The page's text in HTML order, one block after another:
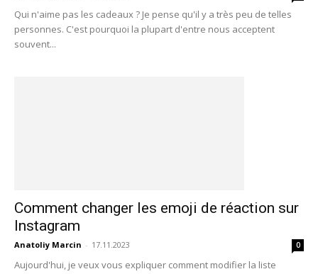
Qui n'aime pas les cadeaux ? Je pense qu'il y a très peu de telles
personnes. C'est pourquoi la plupart d'entre nous acceptent
souvent...
Comment changer les emoji de réaction sur
Instagram
Anatoliy Marcin - 17.11.2023 0
Aujourd'hui, je veux vous expliquer comment modifier la liste